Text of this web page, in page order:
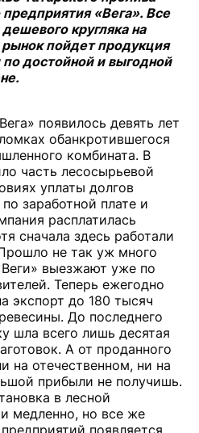
предприятия «Вега». Все
кругляка на
пойдет продукция
достойной и выгодной
появилось девять лет
обанкротившегося
комбината. В
часть лесосырьевой
уплаты долгов
заработной плате и
расплатилась
сначала здесь работали
не так уж много
выезжают уже по
Теперь ежегодно
экспорт до 180 тысяч
До последнего
шла всего лишь десятая
А от проданного
на отечественном, ни на
прибыли не получишь.
в лесной
медленно, но все же
появляется